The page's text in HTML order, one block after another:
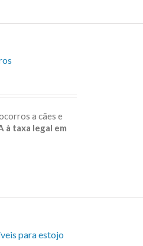
a cães e
à taxa legal em
para estojo